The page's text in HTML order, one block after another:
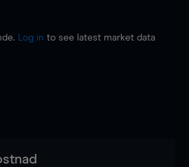
Log in to see latest market data